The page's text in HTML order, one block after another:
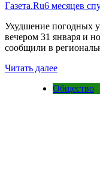
Газета.Ru6 месяцев
Ухудшение погодных
вечером 31 января и
сообщили в
Читать далее
Общество